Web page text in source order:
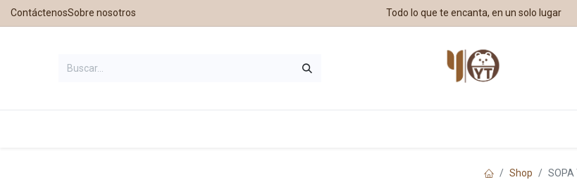
ContáctenosSobre nosotros Todo lo que te encanta, en un solo lugar
Shop SOPA